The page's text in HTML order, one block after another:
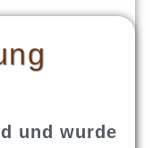
und wurde